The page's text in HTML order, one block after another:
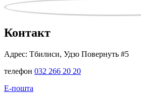
Контакт
Адрес: Тбилиси, Удзо Повернуть #5
телефон 032 266 20 20
Е-пошта